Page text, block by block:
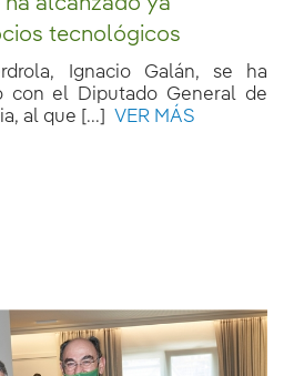
tecnológicos
Ignacio Galán, se ha
con el Diputado General de
al que [...]
VER MÁS